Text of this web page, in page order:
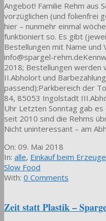
Angebot! Familie Rehm aus
vorzüglichen (und folienfrei
hier – nunmehr einmal
funktioniert so. Es gibt
Bestellungen mit Name und
info@spargel-
2018; Bestellungen werden
II.Abholort und
passend):Parkbereich der
84, 85053 Ingolstadt
Uhr Letzten Sonntag gab
seit 2010 sind die Rehms
Nicht uninteressant – am
2018-
05-
09
On: 09. Mai 2018
In: alle, Einkauf beim
Slow Food
With: 0 Comments
Zeit statt Plastik –